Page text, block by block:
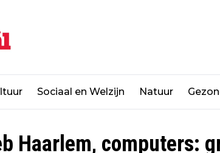
Sociaal en Welzijn Natuur
Haarlem, computers: